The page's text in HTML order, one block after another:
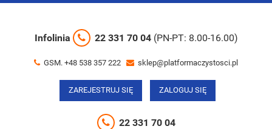
Infolinia 22 331 70 04 (PN-PT: 8.00-16.00)
GSM. +48 538 357 222 sklep@platformaczystosci.pl
ZAREJESTRUJ SIĘ ZALOGUJ SIĘ
22 331 70 04